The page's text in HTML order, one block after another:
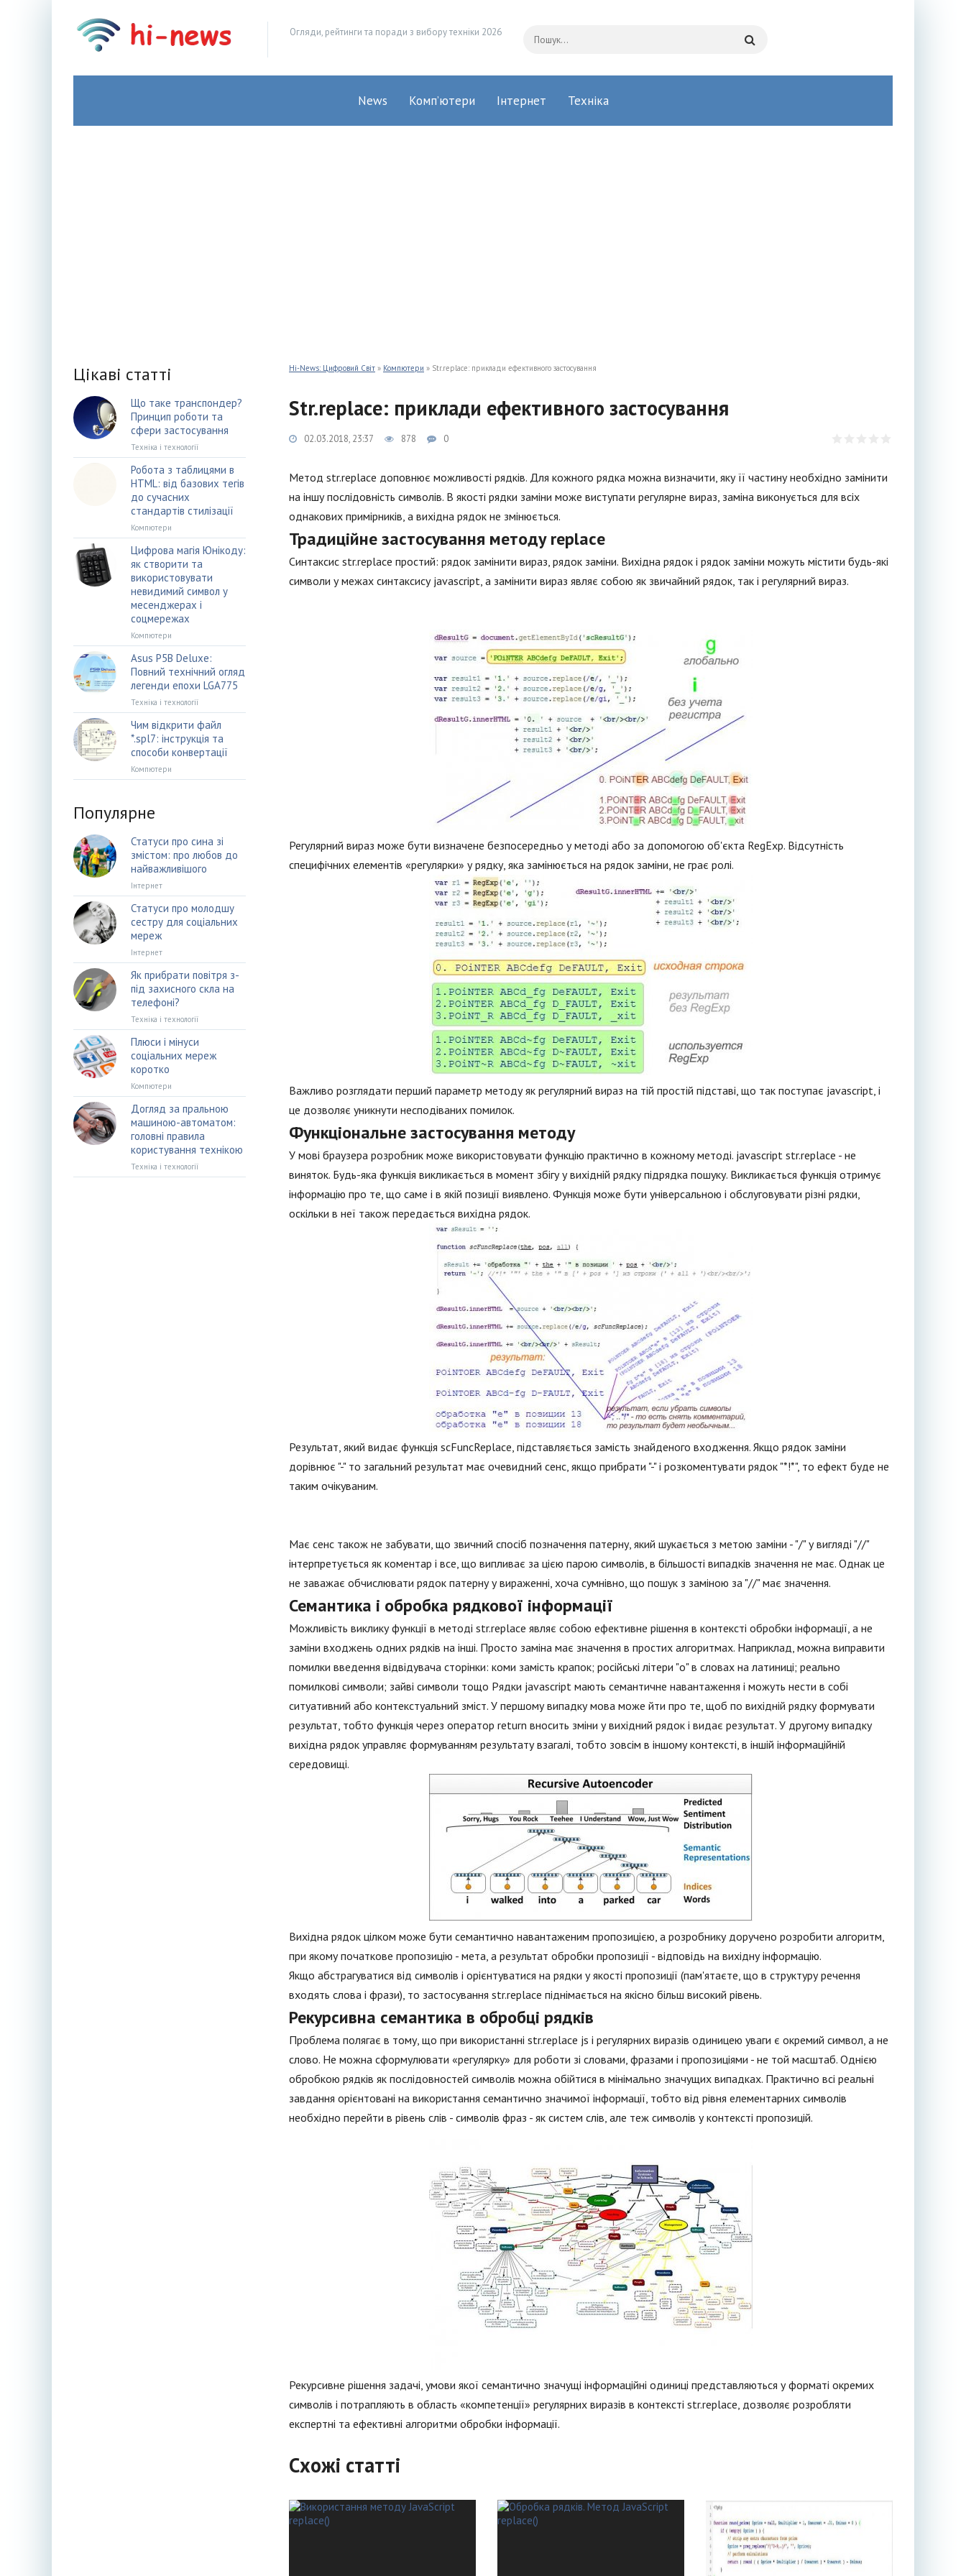
Огляди, рейтинги та поради з вибору техніки 2026
News Комп’ютери Інтернет Техніка
Hi-News: Цифровий Світ » Компютери » Str.replace: приклади ефективного застосування
Str.replace: приклади ефективного застосування
02.03.2018, 23:37 878 0
Метод str.replace доповнює можливості рядків. Для кожного рядка можна визначити, яку її частину необхідно замінити
на іншу послідовність символів. В якості рядки заміни може виступати регулярне вираз, заміна виконується для всіх
однакових примірників, а вихідна рядок не змінюється.
Традиційне застосування методу replace
Синтаксис str.replace простий: рядок замінити вираз, рядок заміни. Вихідна рядок і рядок заміни можуть містити будь-які
символи у межах синтаксису jаvascript, а замінити вираз являє собою як звичайний рядок, так і регулярний вираз.
Регулярний вираз може бути визначене безпосередньо у методі або за допомогою об'єкта RegExp. Відсутність
специфічних елементів «регулярки» у рядку, яка замінюється на рядок заміни, не грає ролі.
Важливо розглядати перший параметр методу як регулярний вираз на тій простій підставі, що так поступає jаvascript, і
це дозволяє уникнути несподіваних помилок.
Функціональне застосування методу
У мові браузера розробник може використовувати функцію практично в кожному методі. jаvascript str.replace - не
виняток. Будь-яка функція викликається в момент збігу у вихідній рядку підрядка пошуку. Викликається функція отримує
інформацію про те, що саме і в якій позиції виявлено. Функція може бути універсальною і обслуговувати різні рядки,
оскільки в неї також передається вихідна рядок.
Результат, який видає функція scFuncReplace, підставляється замість знайденого входження. Якщо рядок заміни
дорівнює "-" то загальний результат має очевидний сенс, якщо прибрати "-" і розкоментувати рядок "*!*", то ефект буде не
таким очікуваним.
Має сенс також не забувати, що звичний спосіб позначення патерну, який шукається з метою заміни - "/" у вигляді "//"
інтерпретується як коментар і все, що випливає за цією парою символів, в більшості випадків значення не має. Однак це
не заважає обчислювати рядок патерну у вираженні, хоча сумнівно, що пошук з заміною за "//" має значення.
Семантика і обробка рядкової інформації
Можливість виклику функції в методі str.replace являє собою ефективне рішення в контексті обробки інформації, а не
заміни входжень одних рядків на інші. Просто заміна має значення в простих алгоритмах. Наприклад, можна виправити
помилки введення відвідувача сторінки: коми замість крапок; російські літери "о" в словах на латиниці; реально
помилкові символи; зайві символи тощо Рядки jаvascript мають семантичне навантаження і можуть нести в собі
ситуативний або контекстуальний зміст. У першому випадку мова може йти про те, щоб по вихідній рядку формувати
результат, тобто функція через оператор return вносить зміни у вихідний рядок і видає результат. У другому випадку
вихідна рядок управляє формуванням результату взагалі, тобто зовсім в іншому контексті, в іншій інформаційній
середовищі.
Вихідна рядок цілком може бути семантично навантаженим пропозицією, а розробнику доручено розробити алгоритм,
при якому початкове пропозицію - мета, а результат обробки пропозиції - відповідь на вихідну інформацію.
Якщо абстрагуватися від символів і орієнтуватися на рядки у якості пропозиції (пам'ятаєте, що в структуру речення
входять слова і фрази), то застосування str.replace піднімається на якісно більш високий рівень.
Рекурсивна семантика в обробці рядків
Проблема полягає в тому, що при використанні str.replace js і регулярних виразів одиницею уваги є окремий символ, а не
слово. Не можна сформулювати «регулярку» для роботи зі словами, фразами і пропозиціями - не той масштаб. Однією
обробкою рядків як послідовностей символів можна обійтися в мінімально значущих випадках. Практично всі реальні
завдання орієнтовані на використання семантично значимої інформації, тобто від рівня елементарних символів
необхідно перейти в рівень слів - символів фраз - як систем слів, але теж символів у контексті пропозицій.
Рекурсивне рішення задачі, умови якої семантично значущі інформаційні одиниці представляються у форматі окремих
символів і потрапляють в область «компетенції» регулярних виразів в контексті str.replace, дозволяє розробляти
експертні та ефективні алгоритми обробки інформації.
Схожі статті
Цікаві статті
Що таке транспондер?
Принцип роботи та
сфери застосування
Техніка і технології
Робота з таблицями в
HTML: від базових тегів
до сучасних
стандартів стилізації
Компютери
Цифрова магія Юнікоду:
як створити та
використовувати
невидимий символ у
месенджерах і
соцмережах
Компютери
Asus P5B Deluxe:
Повний технічний огляд
легенди епохи LGA775
Техніка і технології
Чим відкрити файл
*.spl7: інструкція та
способи конвертації
Компютери
Популярне
Статуси про сина зі
змістом: про любов до
найважливішого
Інтернет
Статуси про молодшу
сестру для соціальних
мереж
Інтернет
Як прибрати повітря з-
під захисного скла на
телефоні?
Техніка і технології
Плюси і мінуси
соціальних мереж
коротко
Компютери
Догляд за пральною
машиною-автоматом:
головні правила
користування технікою
Техніка і технології